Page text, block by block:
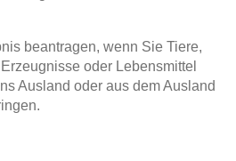
beantragen, wenn Sie Tiere,
oder Lebensmittel
Ausland oder aus dem Ausland